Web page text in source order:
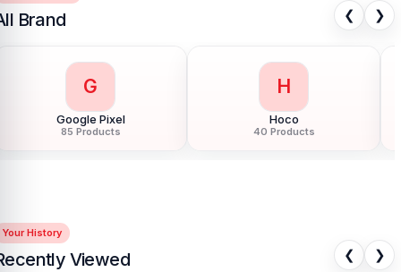
Brand ❮ ❯
G
Google Pixel
85 Products
H
Hoco
40 Products
Your History
Viewed ❮ ❯